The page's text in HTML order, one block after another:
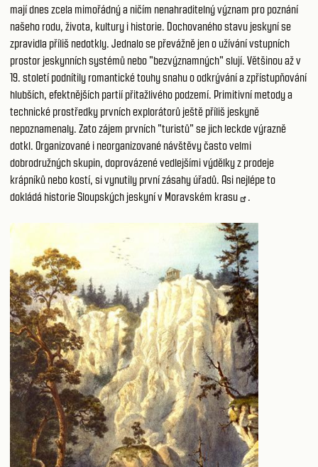
mají dnes zcela mimořádný a ničím nenahraditelný význam pro poznání
našeho rodu, života, kultury i historie. Dochovaného stavu jeskyní se
zpravidla příliš nedotkly. Jednalo se převážně jen o užívání vstupních
prostor jeskynních systémů nebo "bezvýznamných" slují. Většinou až v
19. století podnítily romantické touhy snahu o odkrývání a zpřístupňování
hlubších, efektnějších partií přitažlivého podzemí. Primitivní metody a
technické prostředky prvních explorátorů ještě příliš jeskyně
nepoznamenaly. Zato zájem prvních "turistů" se jich leckde výrazně
dotkl. Organizované i neorganizované návštěvy často velmi
dobrodružných skupin, doprovázené vedlejšími výdělky z prodeje
krápníků nebo kostí, si vynutily první zásahy úřadů. Asi nejlépe to
dokládá historie Sloupských jeskyní v Moravském krasu .